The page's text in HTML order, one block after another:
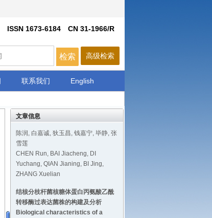
文章信息
陈润, 白嘉诚, 狄玉昌, 钱嘉宁, 毕静, 张
雪莲
CHEN Run, BAI Jiacheng, DI
Yuchang, QIAN Jianing, BI Jing,
ZHANG Xuelian
结核分枝杆菌核糖体蛋白丙氨酸乙酰
转移酶过表达菌株的构建及分析
Biological characteristics of a